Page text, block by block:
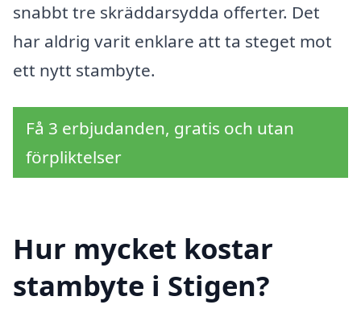
snabbt tre skräddarsydda offerter. Det
har aldrig varit enklare att ta steget mot
ett nytt stambyte.
Få 3 erbjudanden, gratis och utan
förpliktelser
Hur mycket kostar
stambyte i Stigen?